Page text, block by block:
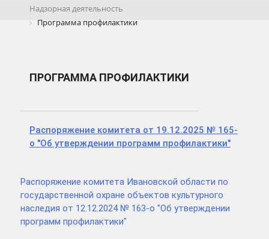
Надзорная деятельность
Программа профилактики
ПРОГРАММА ПРОФИЛАКТИКИ
Распоряжение комитета от 19.12.2025 № 165-
о "Об утверждении программ профилактики"
Распоряжение комитета Ивановской области по
государственной охране объектов культурного
наследия от 12.12.2024 № 163-о "Об утверждении
программ профилактики"